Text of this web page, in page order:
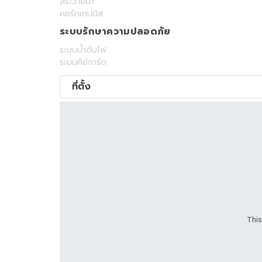
คอร์ทเทนนิส
ระบบรักษาความปลอดภัย
ระบบน้ำดับไฟ
ระบบคีย์การ์ด
ที่ตั้ง